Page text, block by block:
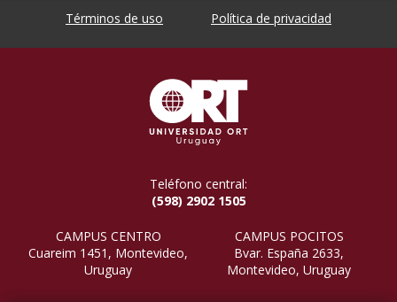
Términos de uso Política de privacidad
Teléfono central:
(598) 2902 1505
CAMPUS CENTRO
Cuareim 1451, Montevideo,
Uruguay
CAMPUS POCITOS
Bvar. España 2633,
Montevideo, Uruguay